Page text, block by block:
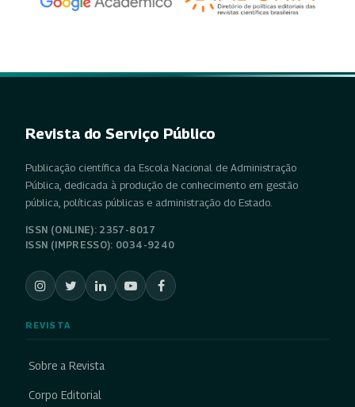
Revista do Serviço Público
Publicação científica da Escola Nacional de Administração
Pública, dedicada à produção de conhecimento em gestão
pública, políticas públicas e administração do Estado.
ISSN (ONLINE): 2357-8017
ISSN (IMPRESSO): 0034-9240
REVISTA
Sobre a Revista
Corpo Editorial